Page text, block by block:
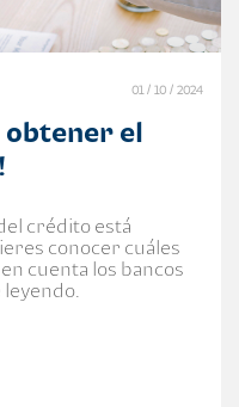
01 / 10 / 2024
obtener el
crédito está
conocer cuáles
cuenta los bancos